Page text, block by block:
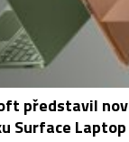
představil
Surface